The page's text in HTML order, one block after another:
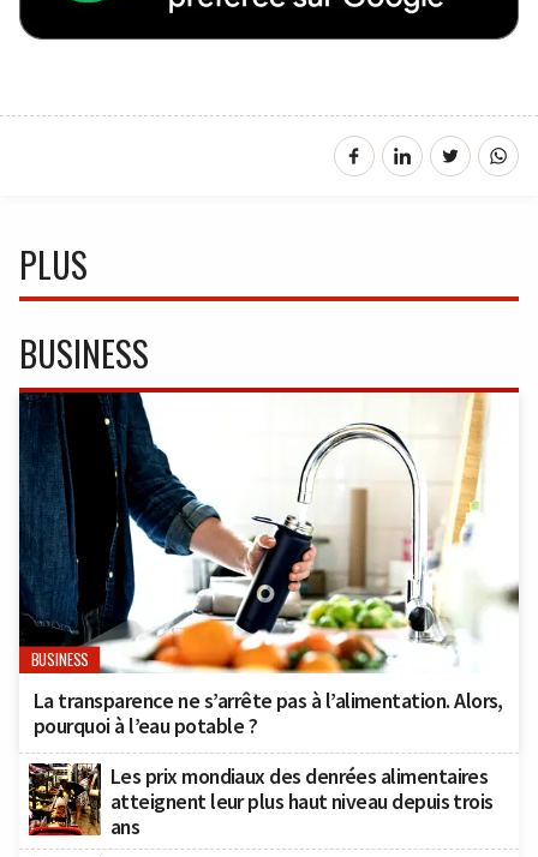
PLUS
BUSINESS
BUSINESS
La transparence ne s’arrête pas à l’alimentation. Alors,
pourquoi à l’eau potable ?
Les prix mondiaux des denrées alimentaires
atteignent leur plus haut niveau depuis trois
ans